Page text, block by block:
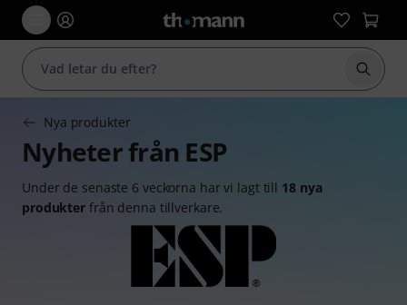
Börja
Nya produkter
Nyheter från ESP
Under de senaste 6 veckorna har vi lagt till 18 nya
produkter från denna tillverkare.